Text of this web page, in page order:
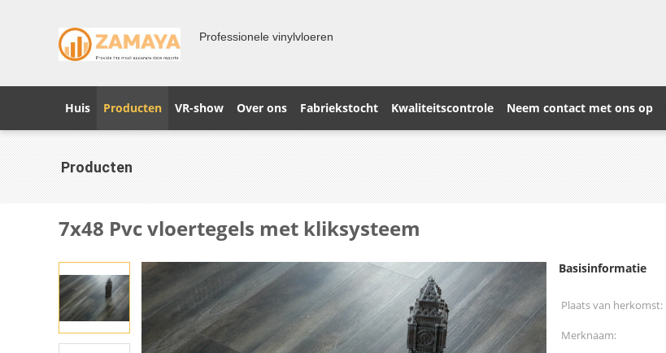
Professionele vinylvloeren
Huis Producten VR-show Over ons Fabriekstocht Kwaliteitscontrole Neem contact met ons op
Producten
7x48 Pvc vloertegels met kliksysteem
Basisinformatie
Plaats van herkomst:
Merknaam: